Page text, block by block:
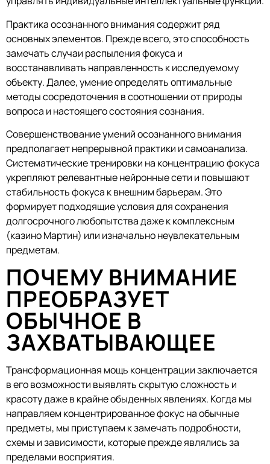
Практика осознанного внимания содержит ряд
основных элементов. Прежде всего, это способность
замечать случаи распыления фокуса и
восстанавливать направленность к исследуемому
объекту. Далее, умение определять оптимальные
методы сосредоточения в соотношении от природы
вопроса и настоящего состояния сознания.
Совершенствование умений осознанного внимания
предполагает непрерывной практики и самоанализа.
Систематические тренировки на концентрацию фокуса
укрепляют релевантные нейронные сети и повышают
стабильность фокуса к внешним барьерам. Это
формирует подходящие условия для сохранения
долгосрочного любопытства даже к комплексным
(казино Мартин) или изначально неувлекательным
предметам.
ПОЧЕМУ ВНИМАНИЕ
ПРЕОБРАЗУЕТ
ОБЫЧНОЕ В
ЗАХВАТЫВАЮЩЕЕ
Трансформационная мощь концентрации заключается
в его возможности выявлять скрытую сложность и
красоту даже в крайне обыденных явлениях. Когда мы
направляем концентрированное фокус на обычные
предметы, мы приступаем к замечать подробности,
схемы и зависимости, которые прежде являлись за
пределами восприятия.